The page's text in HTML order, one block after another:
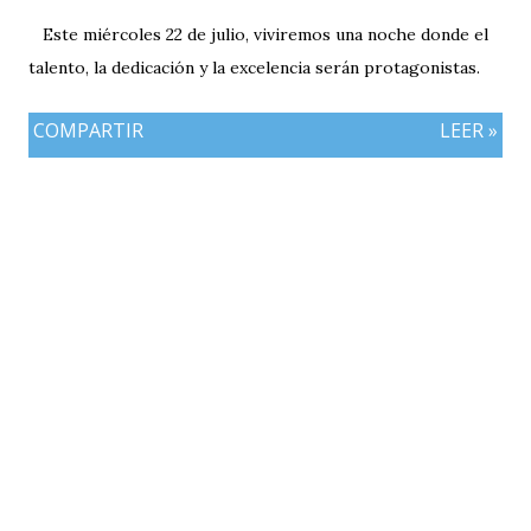
Este miércoles 22 de julio, viviremos una noche donde el
talento, la dedicación y la excelencia serán protagonistas.
COMPARTIR LEER »